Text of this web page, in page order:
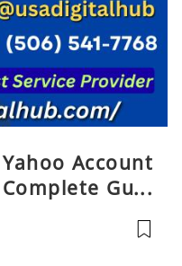
Account
Guid